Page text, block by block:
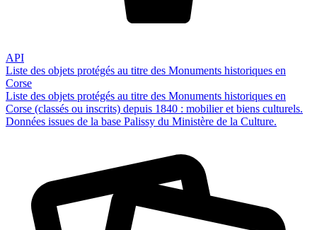
API
Liste des objets protégés au titre des Monuments historiques en
Corse
Liste des objets protégés au titre des Monuments historiques en
Corse (classés ou inscrits) depuis 1840 : mobilier et biens culturels.
Données issues de la base Palissy du Ministère de la Culture.